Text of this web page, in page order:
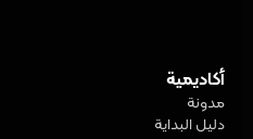
أكاديمية
مدونة
دليل البداية